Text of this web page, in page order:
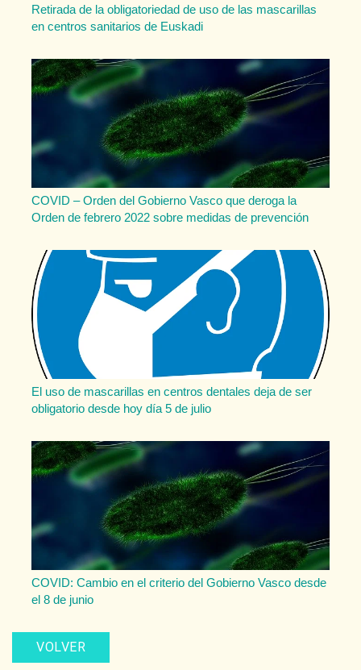
Retirada de la obligatoriedad de uso de las mascarillas
en centros sanitarios de Euskadi
COVID – Orden del Gobierno Vasco que deroga la
Orden de febrero 2022 sobre medidas de prevención
El uso de mascarillas en centros dentales deja de ser
obligatorio desde hoy día 5 de julio
COVID: Cambio en el criterio del Gobierno Vasco desde
el 8 de junio
VOLVER